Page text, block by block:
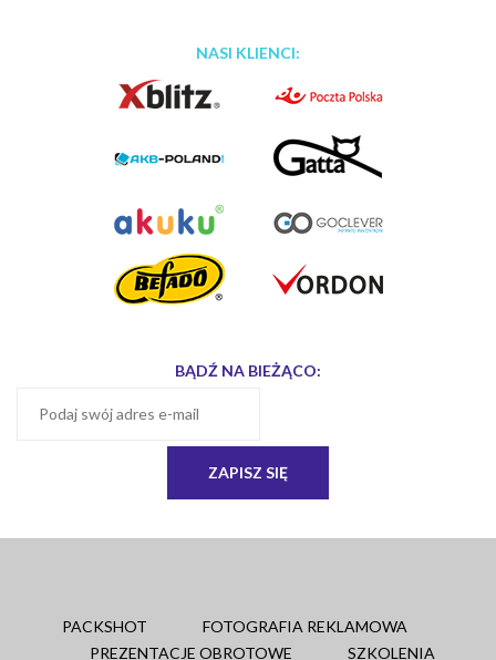
NASI KLIENCI:
BĄDŹ NA BIEŻĄCO:
PACKSHOT
FOTOGRAFIA REKLAMOWA
PREZENTACJE OBROTOWE
SZKOLENIA